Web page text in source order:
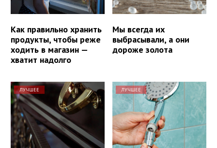
Как правильно хранить
продукты, чтобы реже
ходить в магазин —
хватит надолго
Мы всегда их
выбрасывали, а они
дороже золота
ЛУЧШЕЕ ЛУЧШЕЕ